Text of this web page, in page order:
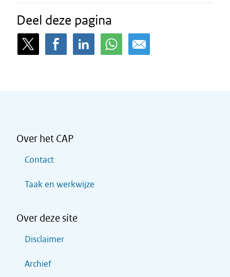
Deel deze pagina
Over het CAP
Contact
Taak en werkwijze
Over deze site
Disclaimer
Archief